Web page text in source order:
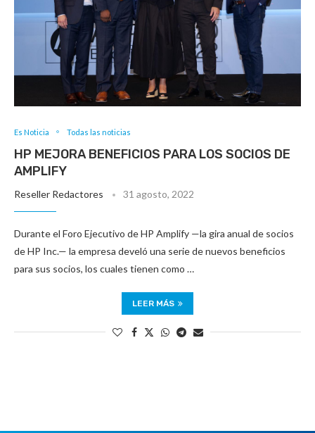
Es Noticia Todas las noticias
HP MEJORA BENEFICIOS PARA LOS SOCIOS DE
AMPLIFY
Reseller Redactores 31 agosto, 2022
Durante el Foro Ejecutivo de HP Amplify —la gira anual de socios
de HP Inc.— la empresa develó una serie de nuevos beneficios
para sus socios, los cuales tienen como …
LEER MÁS